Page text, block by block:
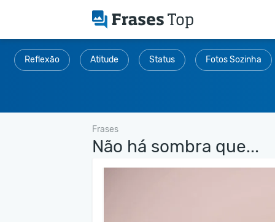
Reflexão Atitude Status Fotos Sozinha
Frases
Não há sombra que...